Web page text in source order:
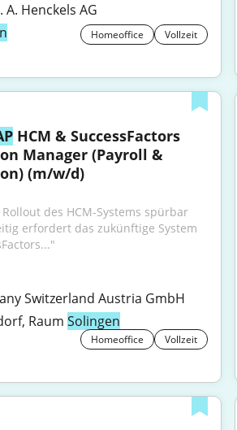
A. Henckels AG
Homeoffice Vollzeit
HCM & SuccessFactors
Manager (Payroll &
(m/w/d)
des HCM-Systems spürbar
Switzerland Austria GmbH
RaumSolingen
Homeoffice Vollzeit